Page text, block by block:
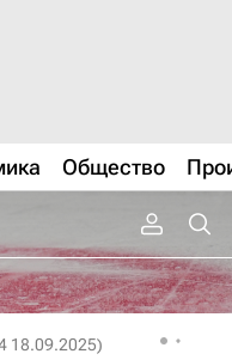
Общество
18.09.2025)